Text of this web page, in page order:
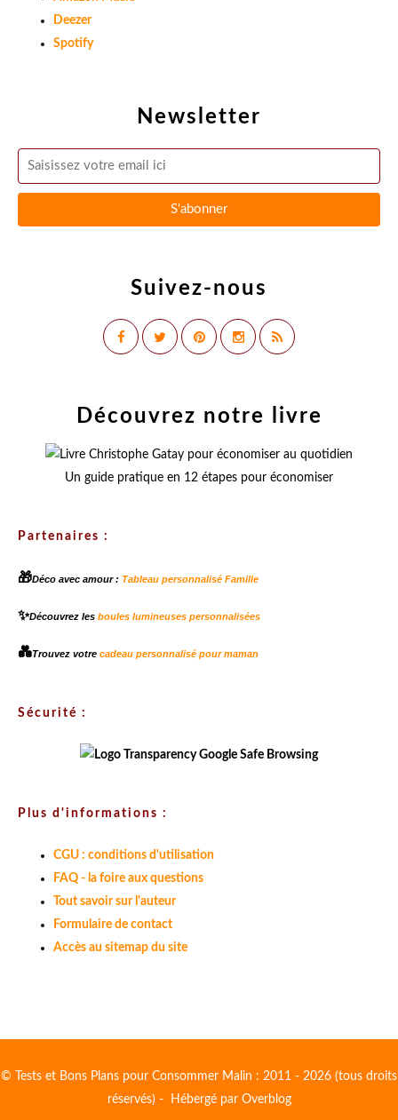
Newsletter
Suivez-nous
Deezer
Spotify
Découvrez notre livre
Un guide pratique en 12 étapes pour économiser
Partenaires :
🎁Déco avec amour : Tableau personnalisé Famille
✨Découvrez les boules lumineuses personnalisées
💑Trouvez votre cadeau personnalisé pour maman
Sécurité :
Plus d'informations :
CGU : conditions d'utilisation
FAQ - la foire aux questions
Tout savoir sur l'auteur
Formulaire de contact
Accès au sitemap du site
© Tests et Bons Plans pour Consommer Malin : 2011 - 2026 (tous droits
réservés) - Hébergé par Overblog